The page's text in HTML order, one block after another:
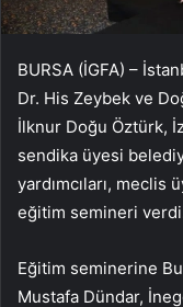
BURSA (İGFA) –
Dr. His Zeybek ve
İlknur Doğu Öztürk,
sendika üyesi
yardımcıları,
eğitim semineri
Eğitim seminerine
Mustafa Dündar,